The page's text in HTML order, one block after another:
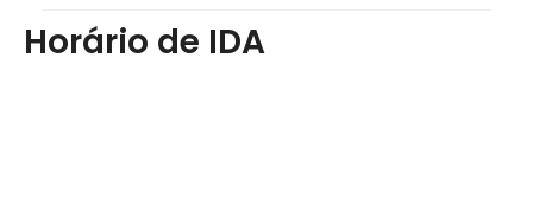
Horário de IDA